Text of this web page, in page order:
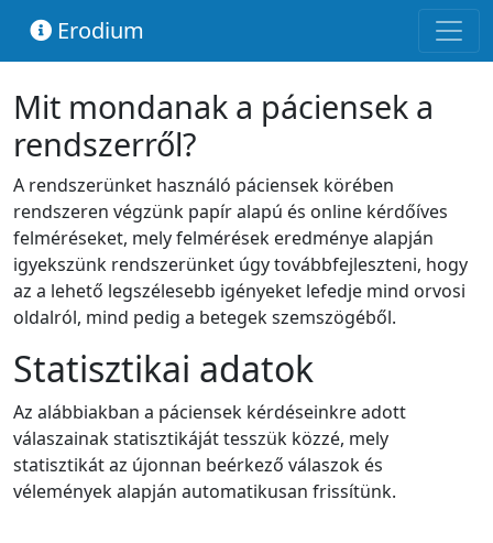
Erodium
Mit mondanak a páciensek a
rendszerről?
A rendszerünket használó páciensek körében
rendszeren végzünk papír alapú és online kérdőíves
felméréseket, mely felmérések eredménye alapján
igyekszünk rendszerünket úgy továbbfejleszteni, hogy
az a lehető legszélesebb igényeket lefedje mind orvosi
oldalról, mind pedig a betegek szemszögéből.
Statisztikai adatok
Az alábbiakban a páciensek kérdéseinkre adott
válaszainak statisztikáját tesszük közzé, mely
statisztikát az újonnan beérkező válaszok és
vélemények alapján automatikusan frissítünk.